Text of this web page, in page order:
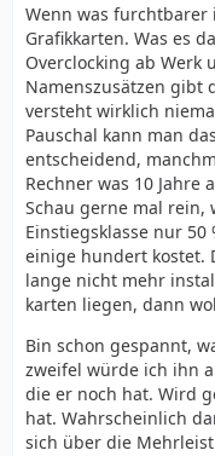
Wenn was furchtbarer
Grafikkarten. Was es
Overclocking ab Werk
Namenszusätzen gibt
versteht wirklich
Pauschal kann man
entscheidend,
Rechner was 10 Jahre
Schau gerne mal rein,
Einstiegsklasse nur
einige hundert kostet.
lange nicht mehr
karten liegen, dann
Bin schon gespannt,
zweifel würde ich ihn
die er noch hat. Wird
hat. Wahrscheinlich
sich über die